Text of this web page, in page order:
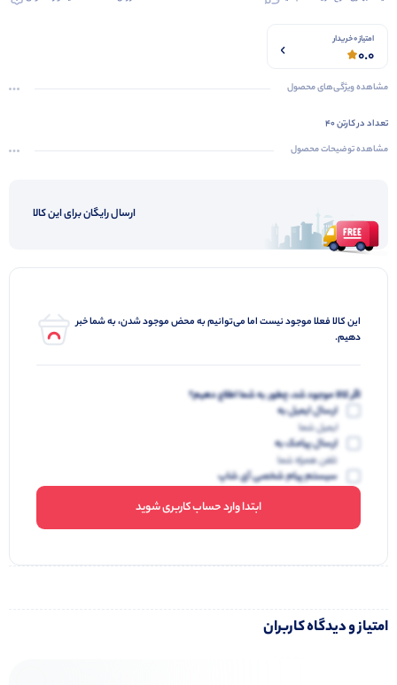
امتیاز 0 خریدار
0.0
مشاهده ویژگی‌های محصول
تعداد در کارتن 40
مشاهده توضیحات محصول
ارسال رایگان برای این کالا
این کالا فعلا موجود نیست اما می‌توانیم به محض موجود شدن، به شما خبر
دهیم.
اگر کالا موجود شد، چطور به شما اطلاع دهیم؟
ارسال ایمیل به
ایمیل شما
ارسال پیامک به
تلفن همراه شما
سیستم پیام شخصی آی شاپ
ابتدا وارد حساب کاربری شوید
امتیاز و دیدگاه کاربران